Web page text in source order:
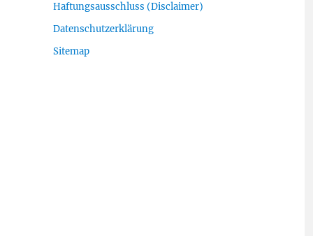
Haftungsausschluss (Disclaimer)
Datenschutzerklärung
Sitemap